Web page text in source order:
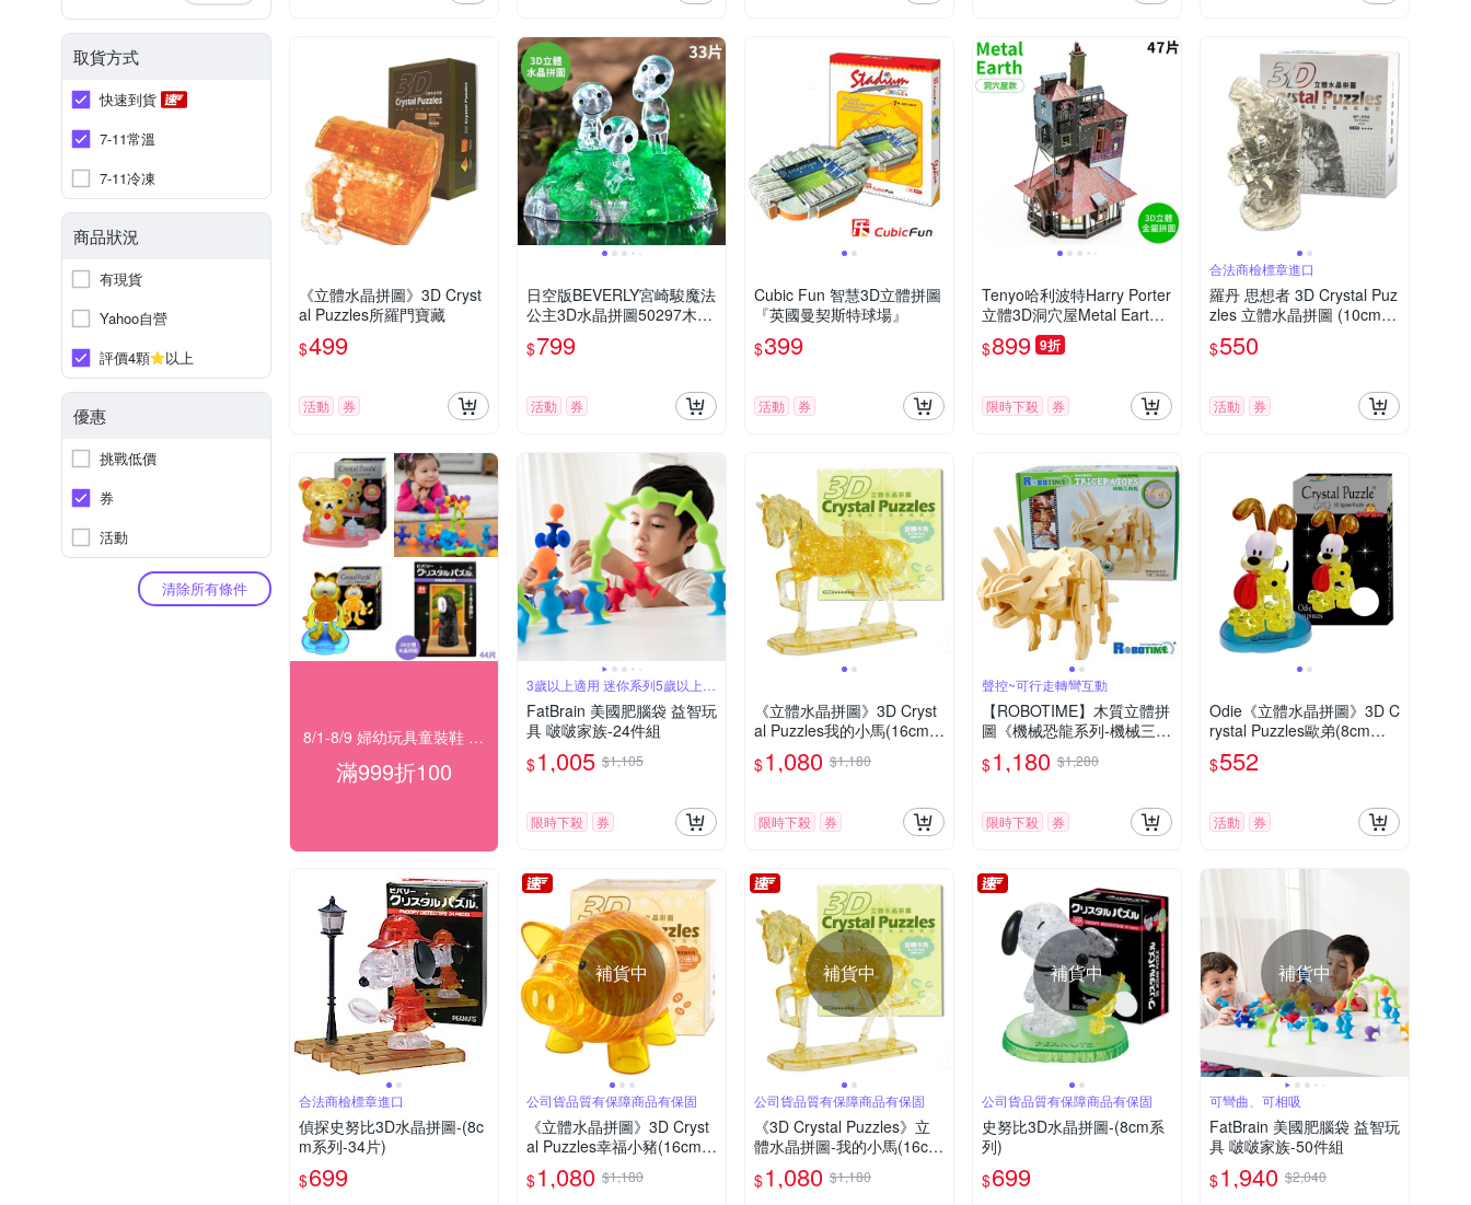
取貨方式
快速到貨
7-11常溫
7-11冷凍
商品狀況
有現貨
Yahoo自營
評價4顆
以上
優惠
挑戰低價
券
活動
清除所有條件
《立體水晶拼圖》3D Cryst
al Puzzles所羅門寶藏
$499
活動 券
日空版BEVERLY宮崎駿魔法
公主3D水晶拼圖50297木靈
們(33片;頭可動)もののけ姫
パズル擺飾吉卜力puzzle模
$799
活動 券
Cubic Fun 智慧3D立體拼圖
『英國曼契斯特球場』
$399
活動 券
Tenyo哈利波特Harry Porter
立體3D洞穴屋Metal Earth
金屬拼圖B-MN-003C衛斯理
The Burrow(47片裝)免塗裝
$899 9折
限時下殺 券
合法商檢標章進口
羅丹 思想者 3D Crystal Puz
zles 立體水晶拼圖 (10cm系
列-43片)
$550
活動 券
8/1-8/9 婦幼玩具童裝鞋 指定品滿999折100
滿999折100
3歲以上適用 迷你系列5歲以上適
用
FatBrain 美國肥腦袋 益智玩
具 啵啵家族-24件組
$1,005 $1,105
限時下殺 券
《立體水晶拼圖》3D Cryst
al Puzzles我的小馬(16cm系
列)
$1,080 $1,180
限時下殺 券
聲控~可行走轉彎互動
【ROBOTIME】木質立體拼
圖《機械恐龍系列-機械三角
龍》科技版
$1,180 $1,280
限時下殺 券
Odie《立體水晶拼圖》3D C
rystal Puzzles歐弟(8cm系
列/40片)
$552
活動 券
合法商檢標章進口
偵探史努比3D水晶拼圖-(8c
m系列-34片)
$699
補貨中
公司貨品質有保障商品有保固
《立體水晶拼圖》3D Cryst
al Puzzles幸福小豬(16cm系
列)(二色可選)
$1,080 $1,180
補貨中
公司貨品質有保障商品有保固
《3D Crystal Puzzles》立
體水晶拼圖-我的小馬(16cm
系列-100片)
$1,080 $1,180
補貨中
公司貨品質有保障商品有保固
史努比3D水晶拼圖-(8cm系
列)
$699
補貨中
可彎曲、可相吸
FatBrain 美國肥腦袋 益智玩
具 啵啵家族-50件組
$1,940 $2,040